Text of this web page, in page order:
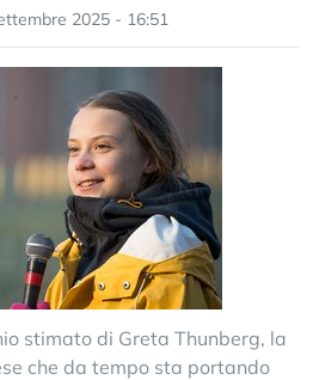
2025 - 16:51
stimato di Greta Thunberg, la
che da tempo sta portando